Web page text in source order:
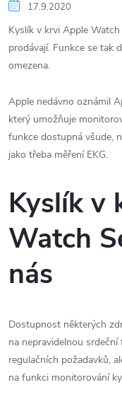
17.9.2020
Kyslík v krvi Apple
prodávají. Funkce se tak
omezena.
Apple nedávno oznámil
který umožňuje
funkce dostupná všude,
jako třeba měření EKG.
Kyslík v
Watch
nás
Dostupnost některých
na nepravidelnou
regulačních požadavků,
na funkci monitorování